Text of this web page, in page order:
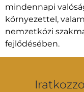
mindennapi
környezettel,
nemzetközi
fejlődésében.